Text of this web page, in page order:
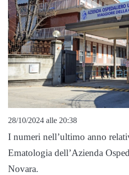
28/10/2024 alle 20:38
I numeri nell’ultimo anno
Ematologia dell’Azienda
Novara.